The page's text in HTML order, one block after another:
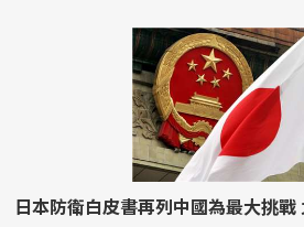
日本防衛白皮書再列中國為最大挑戰